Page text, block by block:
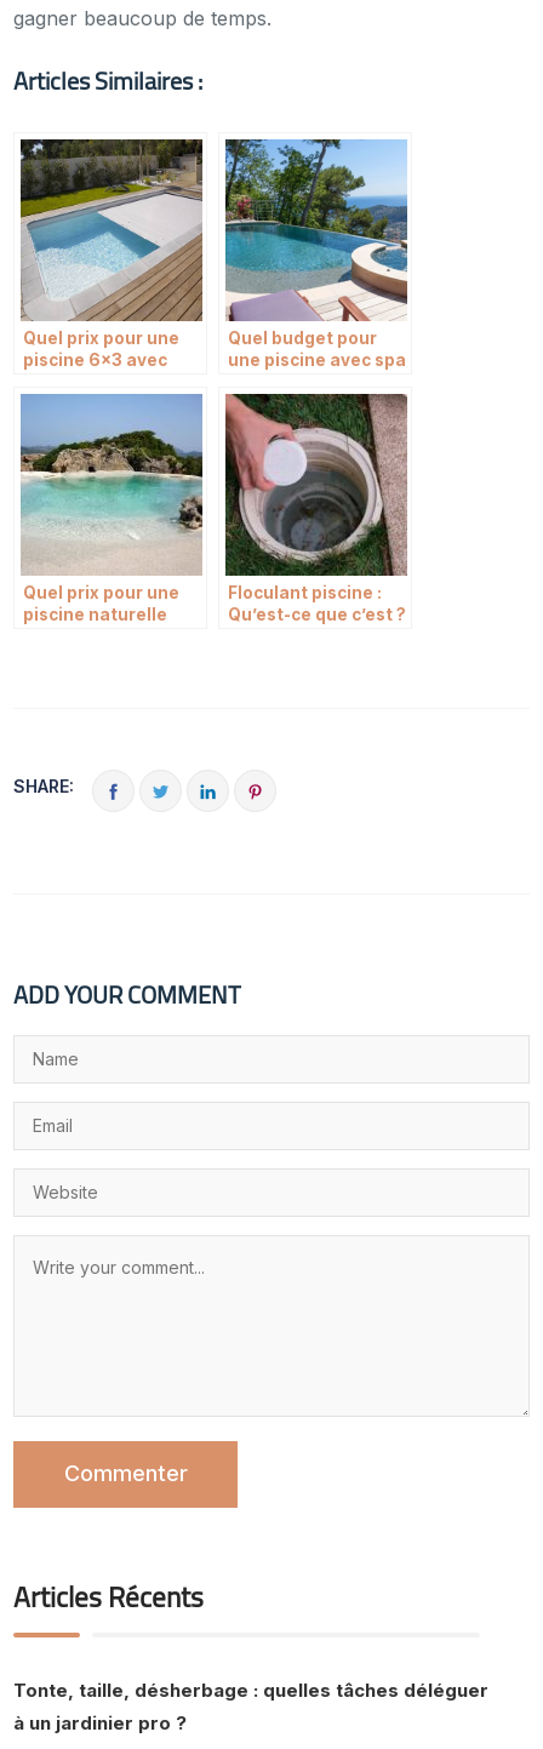
gagner beaucoup de temps.
Articles Similaires :
Quel prix pour une
piscine 6×3 avec
Quel budget pour
une piscine avec spa
Quel prix pour une
piscine naturelle
Floculant piscine :
Qu’est-ce que c’est ?
SHARE:
ADD YOUR COMMENT
Articles Récents
Tonte, taille, désherbage : quelles tâches déléguer
à un jardinier pro ?